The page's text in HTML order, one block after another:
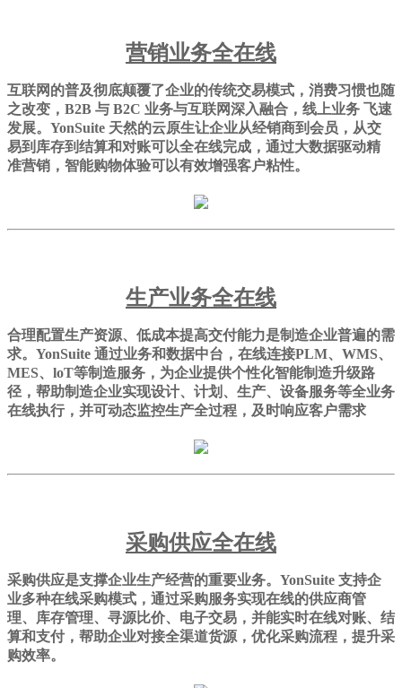
营销业务全在线
互联网的普及彻底颠覆了企业的传统交易模式，消费习惯也随
之改变，B2B 与 B2C 业务与互联网深入融合，线上业务 飞速
发展。YonSuite 天然的云原生让企业从经销商到会员，从交
易到库存到结算和对账可以全在线完成，通过大数据驱动精
准营销，智能购物体验可以有效增强客户粘性。
生产业务全在线
合理配置生产资源、低成本提高交付能力是制造企业普遍的需
求。YonSuite 通过业务和数据中台，在线连接PLM、WMS、
MES、loT等制造服务，为企业提供个性化智能制造升级路
径，帮助制造企业实现设计、计划、生产、设备服务等全业务
在线执行，并可动态监控生产全过程，及时响应客户需求
采购供应全在线
采购供应是支撑企业生产经营的重要业务。YonSuite 支持企
业多种在线采购模式，通过采购服务实现在线的供应商管
理、库存管理、寻源比价、电子交易，并能实时在线对账、结
算和支付，帮助企业对接全渠道货源，优化采购流程，提升采
购效率。